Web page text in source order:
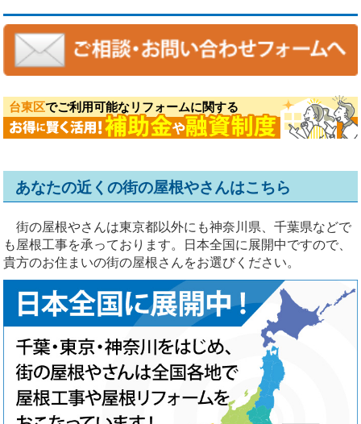
台東区でご利用可能なリフォームに関する
あなたの近くの街の屋根やさんはこちら
街の屋根やさんは東京都以外にも神奈川県、千葉県などで
も屋根工事を承っております。日本全国に展開中ですので、
貴方のお住まいの街の屋根さんをお選びください。